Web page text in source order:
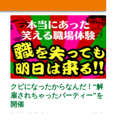
クビになったからなんだ！“解
雇されちゃったパーティー”を
開催